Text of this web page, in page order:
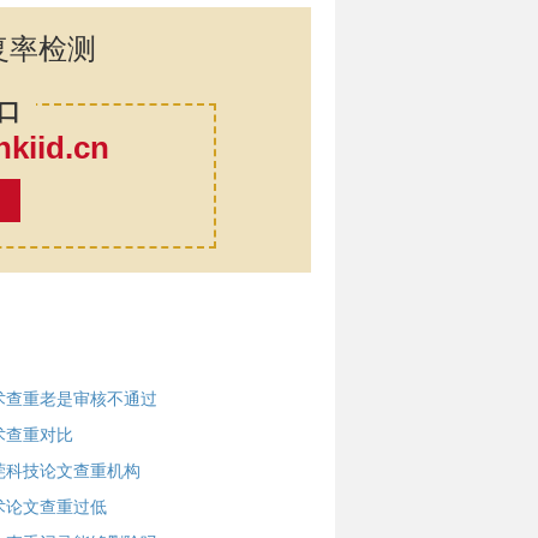
检测
查重老是审核不通过
查重对比
科技论文查重机构
论文查重过低